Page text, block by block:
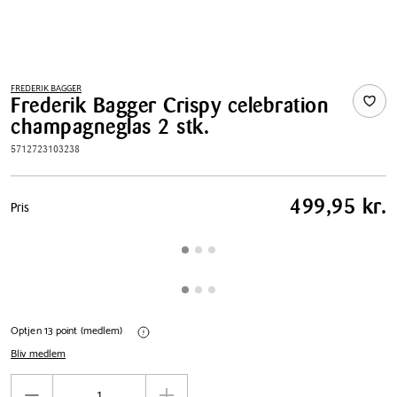
FREDERIK BAGGER
Frederik Bagger Crispy celebration
champagneglas 2 stk.
5712723103238
Pris
tabel
Pris 499,95 kr.
Optjen 13 point (medlem)
Bliv medlem
Antal